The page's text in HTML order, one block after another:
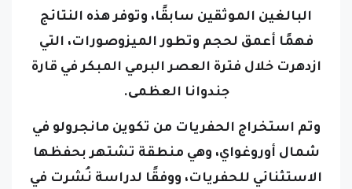
فهمًا أعمق لحجم وتطور الميزوصورات، التي
ازدهرت خلال فترة العصر البرمي المبكر في قارة
جندوانا العظمى.
وتم استخراج الحفريات من تكوين مانجرولو في
شمال أوروغواي، وهي منطقة تشتهر بحفظها
الاستثنائي للحفريات، ووفقًا لدراسة نُشرت في
Fossil Studies، تضمنت البقايا التي حللتها